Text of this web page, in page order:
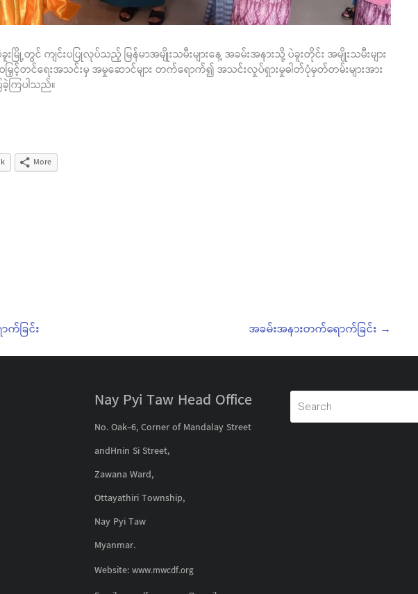
မြို့တွင် ကျင်းပပြုလုပ်သည့် မြန်မာအမျိုးသမီးများနေ့ အခမ်းအနားသို့ ပဲခူးတိုင်း အမျိုးသမီးများ
ြှင့်တင်ရေးအသင်းမှ အမှု‌ဆောင်များ တက်ရောက်၍ အသင်းလှုပ်ရှားမှုဓါတ်ပုံမှတ်တမ်းများအား
ခဲ့ကြပါသည်။
More
ခြင်း အခမ်းအနားတက်ရောက်ခြင်း →
Nay Pyi Taw Head Office
No. Oak-6, Corner of Mandalay Street
andHnin Si Street,
Zawana Ward,
Ottayathiri Township,
Nay Pyi Taw
Myanmar.
Website:www.mwcdf.org